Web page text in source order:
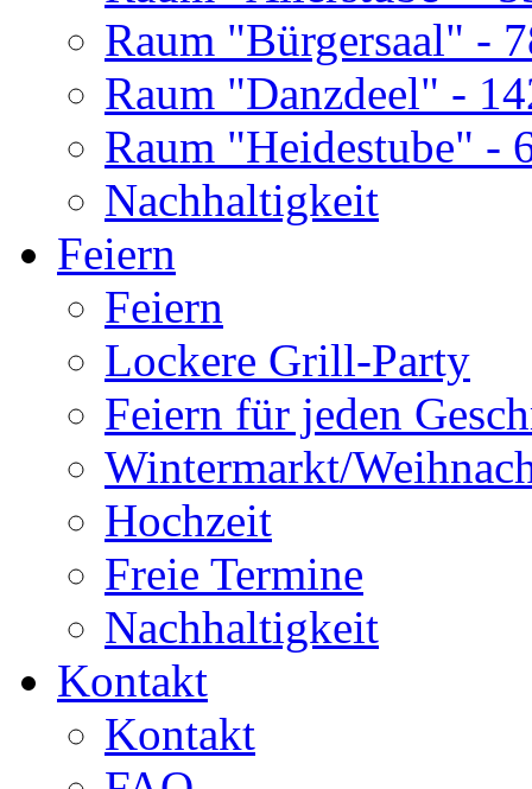
Raum "Bürgersaal" -
Raum "Danzdeel" -
Raum "Heidestube" -
Nachhaltigkeit
Feiern
Feiern
Lockere Grill-Party
Feiern für jeden
Wintermarkt/
Hochzeit
Freie Termine
Nachhaltigkeit
Kontakt
Kontakt